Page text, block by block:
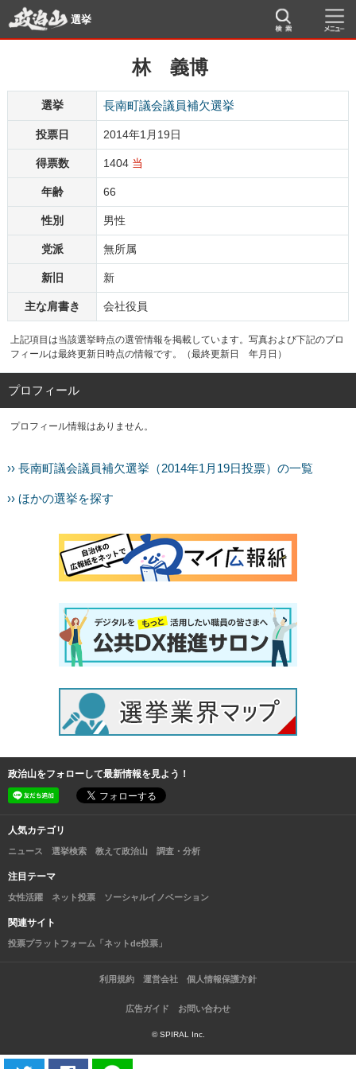
選挙
林 義博
選挙 長南町議会議員補欠選挙
投票日 2014年1月19日
得票数 1404 当
年齢 66
性別 男性
党派 無所属
新旧 新
主な肩書き 会社役員
上記項目は当該選挙時点の選管情報を掲載しています。写真および下記のプロ
フィールは最終更新日時点の情報です。（最終更新日 年月日）
プロフィール
プロフィール情報はありません。
›› 長南町議会議員補欠選挙（2014年1月19日投票）の一覧
›› ほかの選挙を探す
政治山をフォローして最新情報を見よう！
人気カテゴリ
ニュース 選挙検索 教えて政治山 調査・分析
注目テーマ
女性活躍 ネット投票 ソーシャルイノベーション
関連サイト
投票プラットフォーム「ネットde投票」
利用規約 運営会社 個人情報保護方針
広告ガイド お問い合わせ
© SPIRAL Inc.